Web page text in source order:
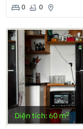
0 0
Diện tích: 60 m2